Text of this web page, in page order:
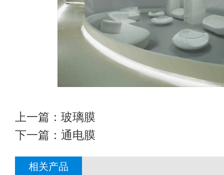
上一篇： 玻璃膜
下一篇： 通电膜
相关产品